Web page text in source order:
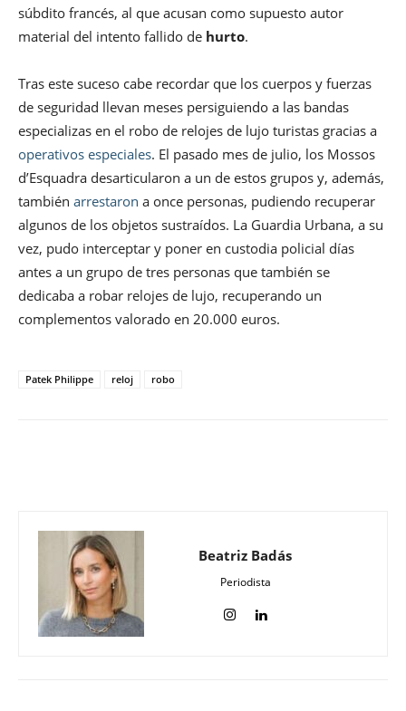
súbdito francés, al que acusan como supuesto autor
material del intento fallido de hurto.
Tras este suceso cabe recordar que los cuerpos y fuerzas
de seguridad llevan meses persiguiendo a las bandas
especializas en el robo de relojes de lujo turistas gracias a
operativos especiales. El pasado mes de julio, los Mossos
d’Esquadra desarticularon a un de estos grupos y, además,
también arrestaron a once personas, pudiendo recuperar
algunos de los objetos sustraídos. La Guardia Urbana, a su
vez, pudo interceptar y poner en custodia policial días
antes a un grupo de tres personas que también se
dedicaba a robar relojes de lujo, recuperando un
complementos valorado en 20.000 euros.
Patek Philippe reloj robo
Beatriz Badás
Periodista